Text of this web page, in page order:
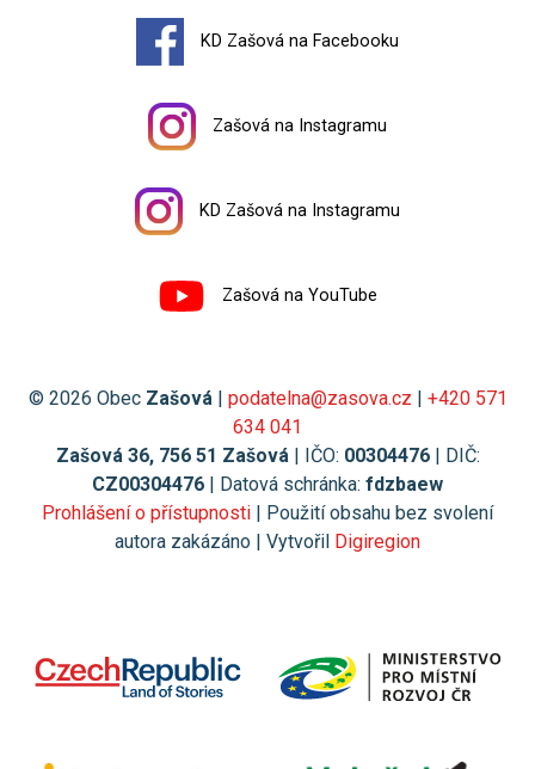
KD Zašová na Facebooku
Zašová na Instagramu
KD Zašová na Instagramu
Zašová na YouTube
© 2026 Obec Zašová | podatelna@zasova.cz | +420 571
634 041
Zašová 36, 756 51 Zašová | IČO: 00304476| DIČ:
CZ00304476 | Datová schránka: fdzbaew
Prohlášení o přístupnosti | Použití obsahu bez svolení
autora zakázáno | Vytvořil Digiregion